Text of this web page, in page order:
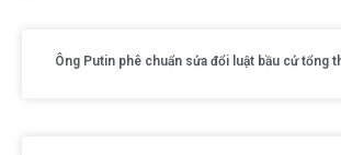
Ông Putin phê chuẩn sửa đổi luật bầu cử tổng